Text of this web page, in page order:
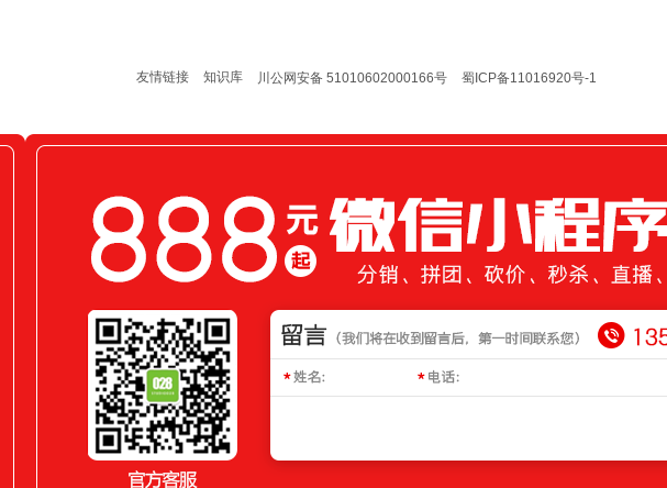
友情链接
知识库 川公网安备 51010602000166号 蜀ICP备11016920号-1